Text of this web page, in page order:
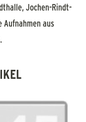
Jochen-Rindt-
aus